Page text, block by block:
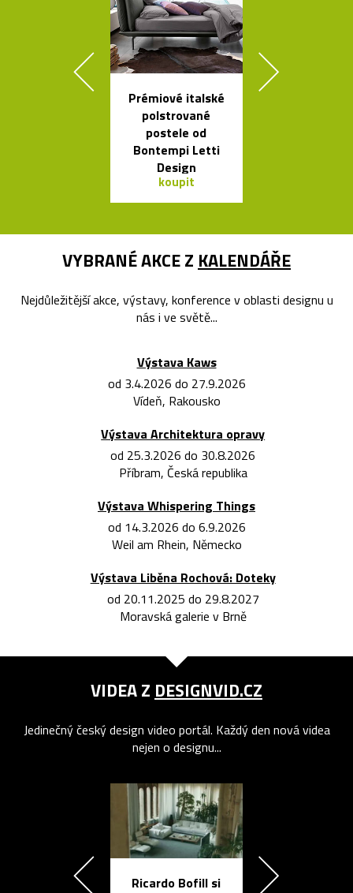
Prémiové italské
polstrované
postele od
Bontempi Letti
Design
koupit
VYBRANÉ AKCE Z KALENDÁŘE
Nejdůležitější akce, výstavy, konference v oblasti designu u
nás i ve světě...
Výstava Kaws
od 3.4.2026 do 27.9.2026
Vídeň, Rakousko
Výstava Architektura opravy
od 25.3.2026 do 30.8.2026
Příbram, Česká republika
Výstava Whispering Things
od 14.3.2026 do 6.9.2026
Weil am Rhein, Německo
Výstava Liběna Rochová: Doteky
od 20.11.2025 do 29.8.2027
Moravská galerie v Brně
VIDEA Z DESIGNVID.CZ
Jedinečný český design video portál. Každý den nová videa
nejen o designu...
Ricardo Bofill si